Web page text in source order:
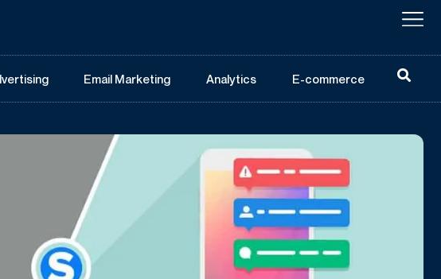
Email Marketing Analytics E-commerce